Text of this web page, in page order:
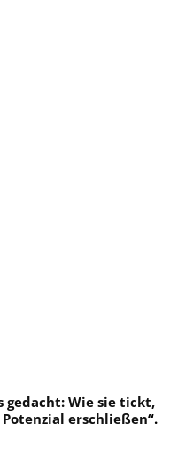
gedacht: Wie sie tickt,
erschließen“.